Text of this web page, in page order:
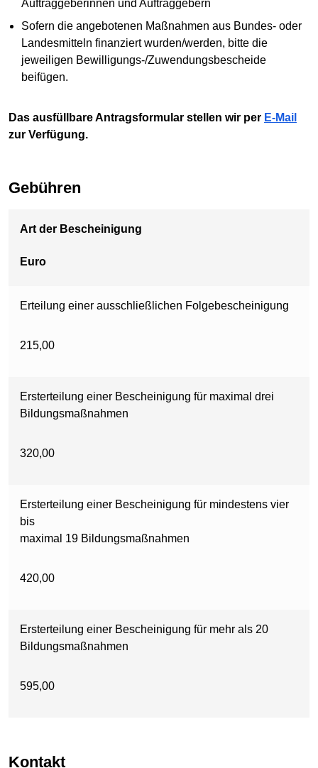
Auftraggeberinnen und Auftraggebern
Sofern die angebotenen Maßnahmen aus Bundes- oder
Landesmitteln finanziert wurden/werden, bitte die
jeweiligen Bewilligungs-/Zuwendungsbescheide
beifügen.
Das ausfüllbare Antragsformular stellen wir per E-Mail
zur Verfügung.
Gebühren
Art der Bescheinigung
Euro
Erteilung einer ausschließlichen Folgebescheinigung
215,00
Ersterteilung einer Bescheinigung für maximal drei
Bildungsmaßnahmen
320,00
Ersterteilung einer Bescheinigung für mindestens vier
bis
maximal 19 Bildungsmaßnahmen
420,00
Ersterteilung einer Bescheinigung für mehr als 20
Bildungsmaßnahmen
595,00
Kontakt